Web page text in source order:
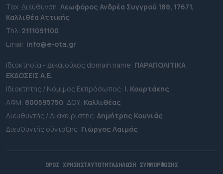
Ταχ. Διεύθυνση: Λεωφόρος Ανδρέα Συγγρού 188, 17671,
Καλλιθέα Αττικής
Τηλ: 2111091100
Εmail: info@e-ota.gr
Ιδιοκτησία - Δικαιούχος domain name: ΠΑΡΑΠΟΛΙΤΙΚΑ
ΕΚΔΟΣΕΙΣ A.E.
Ιδιοκτήτης / Νόμιμος Εκπρόσωπος: Ι. Κουρτάκης
ΑΦΜ: 800595750, ΔΟΥ: Καλλιθέας
Διευθυντής / Διαχειριστής: Δημήτρης Κουνιάς
Διευθυντής σύνταξης: Γιώργος Λαιμός
ΟΡΟΙ ΧΡΗΣΗΣΤΑΥΤΟΤΗΤΑΔΗΛΩΣΗ ΣΥΜΜΟΡΦΩΣΗΣ